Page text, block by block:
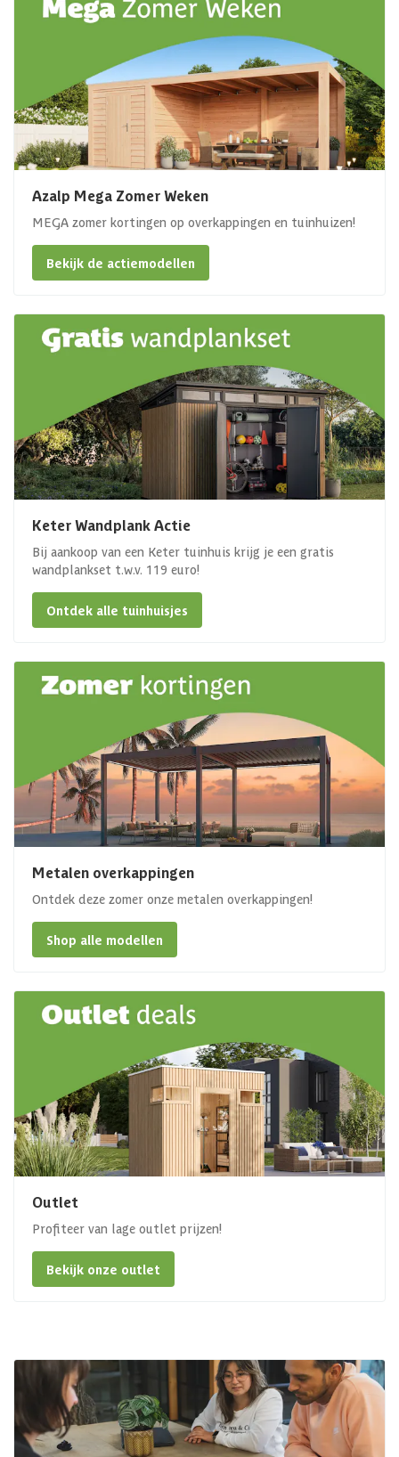
Azalp Mega Zomer Weken
MEGA zomer kortingen op overkappingen en tuinhuizen!
Bekijk de actiemodellen
Keter Wandplank Actie
Bij aankoop van een Keter tuinhuis krijg je een gratis
wandplankset t.w.v. 119 euro!
Ontdek alle tuinhuisjes
Metalen overkappingen
Ontdek deze zomer onze metalen overkappingen!
Shop alle modellen
Outlet
Profiteer van lage outlet prijzen!
Bekijk onze outlet